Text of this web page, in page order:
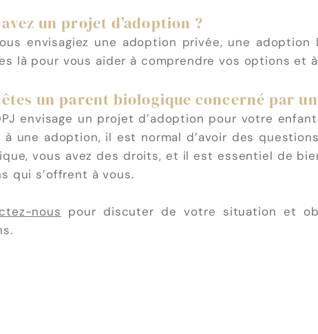
un projet d’adoption ?
envisagiez une adoption privée, une
là pour vous aider à comprendre vos options et
êtes un parent biologique concerné par
envisage un projet d’adoption pour votre
à une adoption, il est normal d’avoir des
vous avez des droits, et il est essentiel de
qui s’offrent à vous.
nous pour discuter de votre situation et